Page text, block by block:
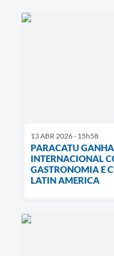
13 ABR 2026 - 15h58
PARACATU
INTERNACIONAL
GASTRONOMIA E
LATIN AMERICA